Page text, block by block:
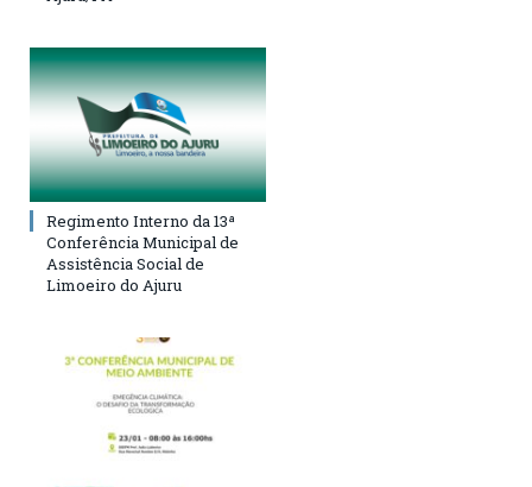
Regimento Interno da 13ª
Conferência Municipal de
Assistência Social de
Limoeiro do Ajuru